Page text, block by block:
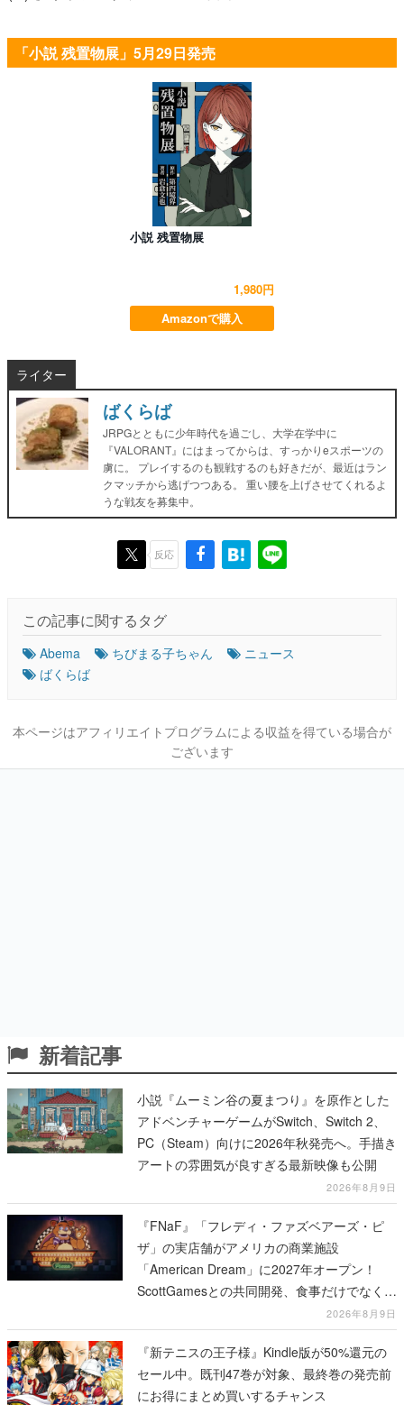
「小説 残置物展」5月29日発売
小説 残置物展
1,980円
Amazonで購入
ライター
ばくらば
JRPGとともに少年時代を過ごし、大学在学中に
『VALORANT』にはまってからは、すっかりeスポーツの
虜に。 プレイするのも観戦するのも好きだが、最近はラン
クマッチから逃げつつある。 重い腰を上げさせてくれるよ
うな戦友を募集中。
反応
この記事に関するタグ
Abema ちびまる子ちゃん
ニュース
ばくらば
本ページはアフィリエイトプログラムによる収益を得ている場合が
ございます
新着記事
小説『ムーミン谷の夏まつり』を原作とした
アドベンチャーゲームがSwitch、Switch 2、
PC（Steam）向けに2026年秋発売へ。手描き
アートの雰囲気が良すぎる最新映像も公開
2026年8月9日
『FNaF』「フレディ・ファズベアーズ・ピ
ザ」の実店舗がアメリカの商業施設
「American Dream」に2027年オープン！
ScottGamesとの共同開発、食事だけでなくス
テージショーや没入型のホラー体験も楽しめ
る
2026年8月9日
『新テニスの王子様』Kindle版が50%還元の
セール中。既刊47巻が対象、最終巻の発売前
にお得にまとめ買いするチャンス